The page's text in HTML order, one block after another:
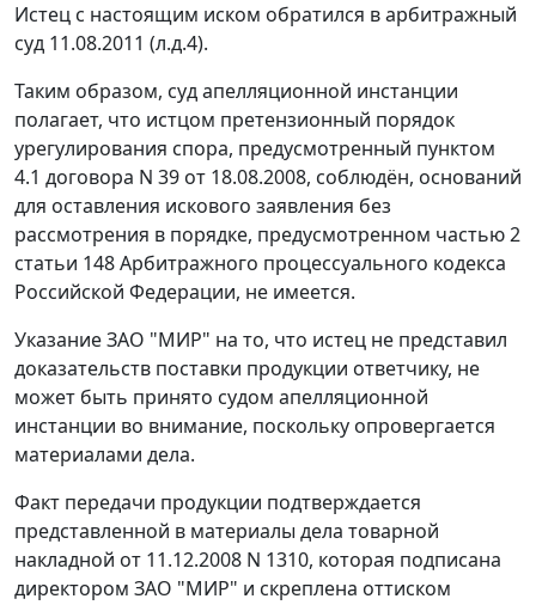
Истец с настоящим иском обратился в арбитражный
суд 11.08.2011 (л.д.4).
Таким образом, суд апелляционной инстанции
полагает, что истцом претензионный порядок
урегулирования спора, предусмотренный пунктом
4.1 договора N 39 от 18.08.2008, соблюдён, оснований
для оставления искового заявления без
рассмотрения в порядке, предусмотренном частью 2
статьи 148Арбитражного процессуального кодекса
Российской Федерации, не имеется.
Указание ЗАО "МИР" на то, что истец не представил
доказательств поставки продукции ответчику, не
может быть принято судом апелляционной
инстанции во внимание, поскольку опровергается
материалами дела.
Факт передачи продукции подтверждается
представленной в материалы дела товарной
накладной от 11.12.2008 N 1310, которая подписана
директором ЗАО "МИР" и скреплена оттиском